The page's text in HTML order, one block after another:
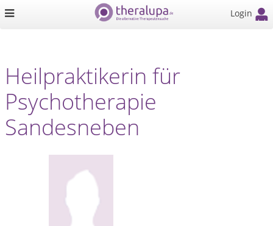
Login
Heilpraktikerin für
Psychotherapie
Sandesneben